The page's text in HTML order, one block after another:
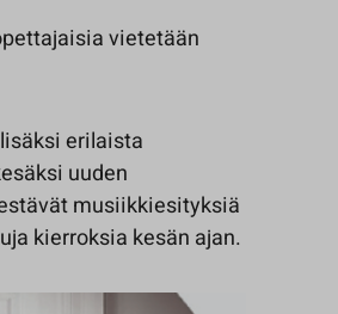
vietetään
erilaista
uuden
musiikkiesityksiä
kierroksia kesän ajan.